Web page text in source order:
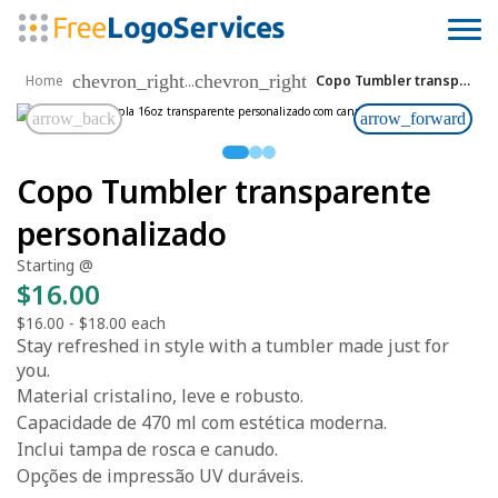
Home chevron_right...chevron_right
Copo Tumbler transparente personalizado
arrow_back
arrow_forward
Copo Tumbler transparente
personalizado
Starting @
$16.00
$16.00 - $18.00 each
Stay refreshed in style with a tumbler made just for
you.
Material cristalino, leve e robusto.
Capacidade de 470 ml com estética moderna.
Inclui tampa de rosca e canudo.
Opções de impressão UV duráveis.